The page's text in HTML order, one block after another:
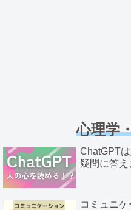
心理学
ChatGPT
疑問に答え
コミュニ